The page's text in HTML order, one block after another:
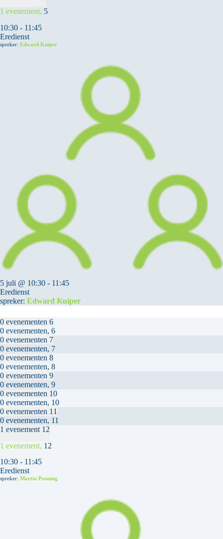
1 evenement, 5
10:30 - 11:45
Eredienst
spreker: Edward Kuiper
5 juli @ 10:30 - 11:45
Eredienst
spreker: Edward Kuiper
0 evenementen 6
0 evenementen, 6
0 evenementen 7
0 evenementen, 7
0 evenementen 8
0 evenementen, 8
0 evenementen 9
0 evenementen, 9
0 evenementen 10
0 evenementen, 10
0 evenementen 11
0 evenementen, 11
1 evenement 12
1 evenement, 12
10:30 - 11:45
Eredienst
spreker: Martin Penning